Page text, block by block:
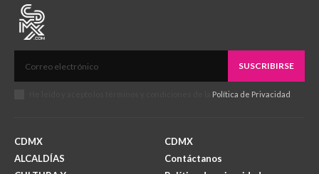
SUSCRIBIRSE
Política de Privacidad
CDMX
ALCALDÍAS
CDMX
Contáctanos